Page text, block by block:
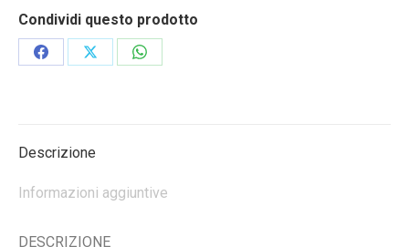
Condividi questo prodotto
CondividiCondividiCondividi
Descrizione
Informazioni aggiuntive
DESCRIZIONE